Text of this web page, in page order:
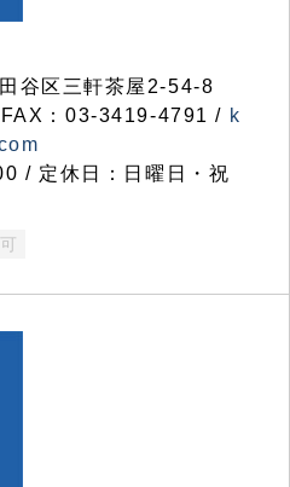
谷区三軒茶屋2-54-8
：03-3419-4791 / k
/ 定休日：日曜日・祝